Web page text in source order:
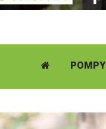
POMPY